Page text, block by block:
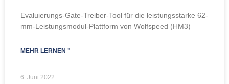
Evaluierungs-Gate-Treiber-Tool für die leistungsstarke 62-
mm-Leistungsmodul-Plattform von Wolfspeed (HM3)
MEHR LERNEN "
6. Juni 2022